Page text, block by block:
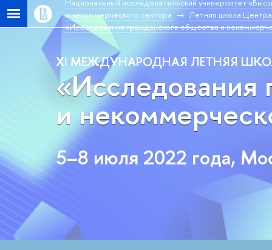
и некоммерческого сектора
Летняя школа
«Исследования гражданского общества и
XI МЕЖДУНАРОДНАЯ ЛЕТНЯЯ
«Исследования
и
5–8 июля 2022 года,